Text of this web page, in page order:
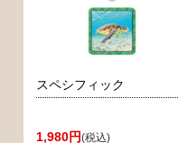
スペシフィック
1,980円(税込)